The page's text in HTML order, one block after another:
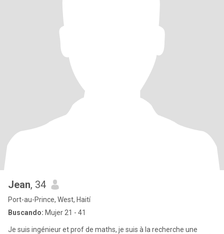
Jean, 34
Port-au-Prince, West, Haití
Buscando: Mujer 21 - 41
Je suis ingénieur et prof de maths, je suis à la recherche une